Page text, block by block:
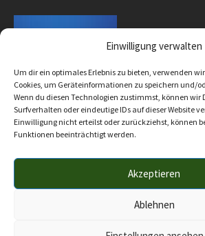
Einwilligung verwalten
Um dir ein optimales Erlebnis zu bieten, verwenden
Cookies, um Geräteinformationen zu speichern und/
Wenn du diesen Technologien zustimmst, können wir
Surfverhalten oder eindeutige IDs auf dieser Website
Einwilligung nicht erteilst oder zurückziehst, können
Funktionen beeinträchtigt werden.
Akzeptieren
Ablehnen
Datenschutz